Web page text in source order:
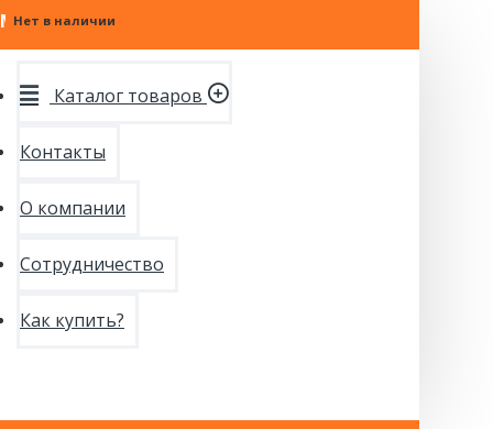
МЕНЮ
Каталог товаров
Контакты
О компании
Сотрудничество
Как купить?
Нет в наличии
Нет в наличии
Нет в наличии